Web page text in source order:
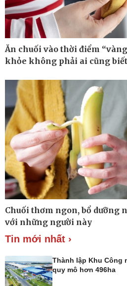
Pháp luật
Vụ án
Tin nóng
Tư vấn luật
Ô tô - Xe máy
Ăn chuối vào thời điểm
khỏe không phải ai cũng biết
Chuối thơm ngon, bổ dưỡng
với những người này
Tin mới nhất ›
Thành lập Khu Công
quy mô hơn 496ha